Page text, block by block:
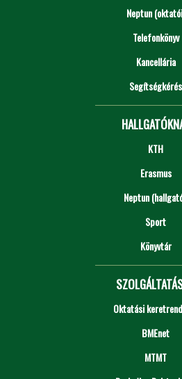
Neptun
Telefonkönyv
Kancellária
Segítségkérés
KTH
Erasmus
Neptun
Sport
Könyvtár
Oktatási
BMEnet
MTMT